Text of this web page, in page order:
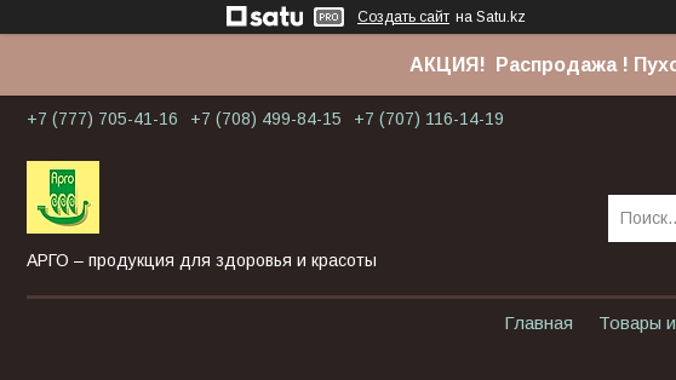
Создать сайт на Satu.kz
АКЦИЯ! Распродажа !
+7 (777) 705-41-16 +7 (708) 499-84-15 +7 (707) 116-14-19
АРГО – продукция для здоровья и красоты
Главная Товары